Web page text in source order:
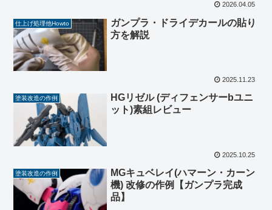
2026.04.05
仕上げ処理他Howto
ガンプラ・ドライデカールの貼り
方を解説
2025.11.23
塗装改造の作例
HGリゼル (ディフェンサーbユニ
ット)素組レビュー
2025.10.25
塗装改造の作例
MGキュベレイ(ハマーン・カーン
機) 改修の作例【ガンプラ完成
品】